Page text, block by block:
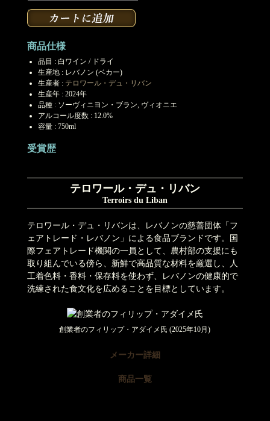
商品仕様
品目 : 白ワイン / ドライ
生産地 : レバノン (ベカー)
生産者 : テロワール・デュ・リバン
生産年 : 2024年
品種 : ソーヴィニヨン・ブラン, ヴィオニエ
アルコール度数 : 12.0%
容量 : 750ml
受賞歴
テロワール・デュ・リバン
Terroirs du Liban
テロワール・デュ・リバンは、レバノンの慈善団体「フ
ェアトレード・レバノン」による食品ブランドです。国
際フェアトレード機関の一員として、農村部の支援にも
取り組んでいる傍ら、新鮮で高品質な材料を厳選し、人
工着色料・香料・保存料を使わず、レバノンの健康的で
洗練された食文化を広めることを目標としています。
創業者のフィリップ・アダイメ氏 (2025年10月)
メーカー詳細
商品一覧